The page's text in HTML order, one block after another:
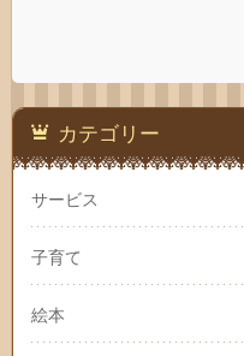
カテゴリー
サービス
子育て
絵本